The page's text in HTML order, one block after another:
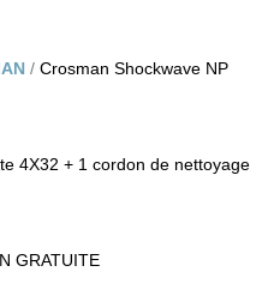
Crosman Shockwave NP
4X32 + 1 cordon de nettoyage
GRATUITE